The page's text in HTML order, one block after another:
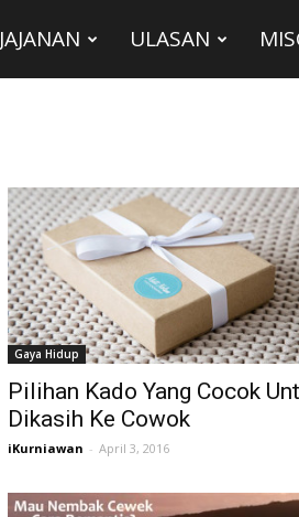
JAJANAN ULASAN
Gaya Hidup
Pilihan Kado Yang Cocok
Dikasih Ke Cowok
iKurniawan - April 3, 2016